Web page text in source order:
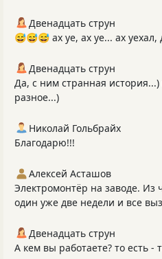
Двенадцать струн
😅😅😅 ах уе, ах уе... ах уехал,
Двенадцать струн
Да, с ним странная
разное...)
Николай Гольбрайх
Благодарю!!!
Алексей Асташов
Электромонтёр на заводе.
один уже две недели и все
Двенадцать струн
А кем вы работаете? то есть -